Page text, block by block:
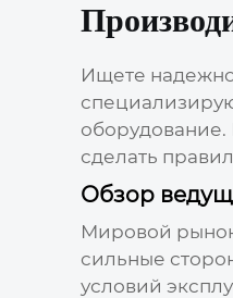
Ищете
сделать
Обзор
Мировой
сильные
условий